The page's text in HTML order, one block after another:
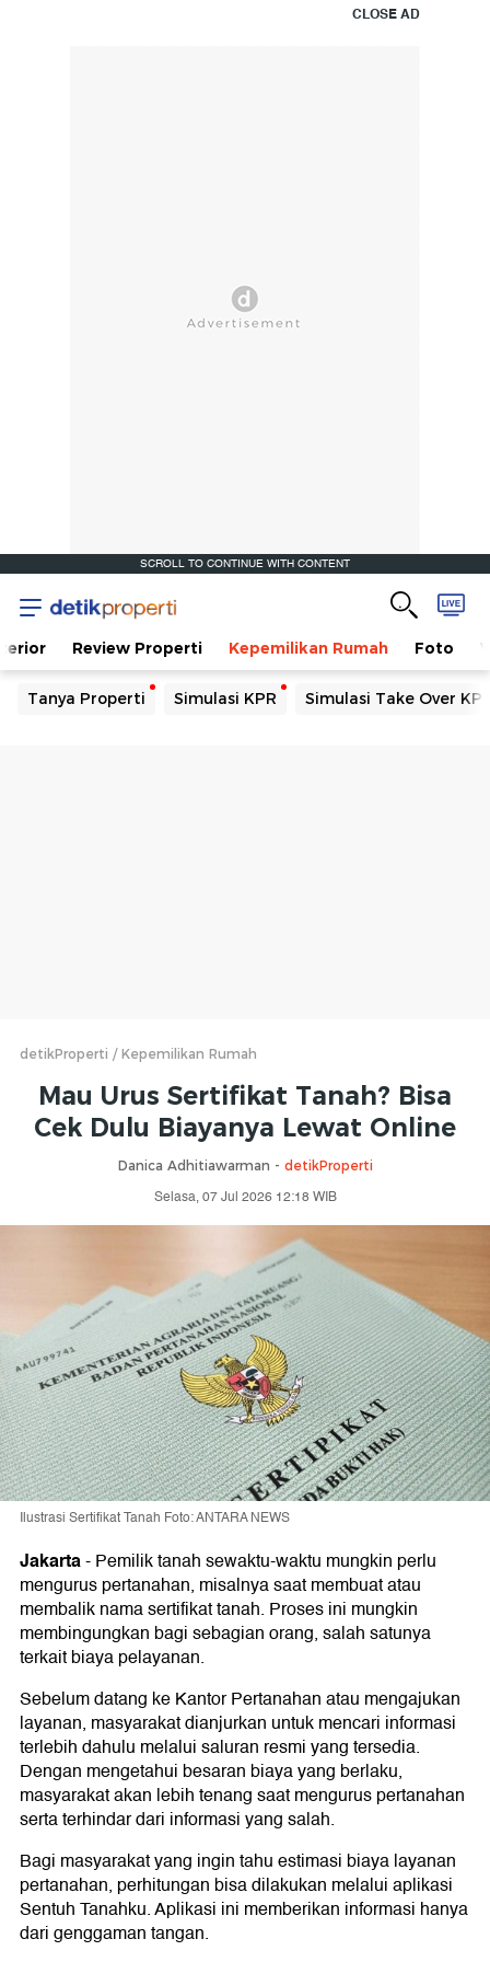
CLOSE AD
SCROLL TO CONTINUE WITH CONTENT
Review Properti Kepemilikan Rumah Foto
Tanya Properti Simulasi KPR Simulasi Take Over
detikProperti Kepemilikan Rumah
Mau Urus Sertifikat Tanah? Bisa
Cek Dulu Biayanya Lewat Online
Danica Adhitiawarman - detikProperti
Selasa, 07 Jul 2026 12:18 WIB
Ilustrasi Sertifikat Tanah Foto: ANTARA NEWS
Jakarta-Pemilik tanah sewaktu-waktu mungkin perlu
mengurus pertanahan, misalnya saat membuat atau
membalik nama sertifikat tanah. Proses ini mungkin
membingungkan bagi sebagian orang, salah satunya
terkait biaya pelayanan.
Sebelum datang ke Kantor Pertanahan atau mengajukan
layanan, masyarakat dianjurkan untuk mencari informasi
terlebih dahulu melalui saluran resmi yang tersedia.
Dengan mengetahui besaran biaya yang berlaku,
masyarakat akan lebih tenang saat mengurus pertanahan
serta terhindar dari informasi yang salah.
Bagi masyarakat yang ingin tahu estimasi biaya layanan
pertanahan, perhitungan bisa dilakukan melalui aplikasi
Sentuh Tanahku. Aplikasi ini memberikan informasi hanya
dari genggaman tangan.